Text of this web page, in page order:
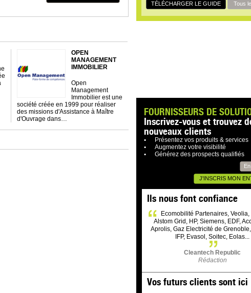
OPEN
MANAGEMENT
IMMOBILIER
Open
Management
Immobilier est une
société créée en 1999 pour réaliser
des missions d'Assistance à Maître
d'Ouvrage dans…
TÉLÉCHARGER LE GUIDE Tous
FOURNISSEURS DE
Inscrivez-vous et trouvez
nouveaux clients
Présentez vos produits & services
Augmentez votre visibilité
Générez des prospects qualifiés
J'INSCRIS MON
Ils nous font confiance
Ecomobilité Partenaires,
Alstom Grid, HP, Siemens, EDF,
Aprolis, Gaz Electricité de
IFP, Evasol, Soitec, Eolas...
Cleantech Republic
Rédaction
Vos futurs clients sont ici